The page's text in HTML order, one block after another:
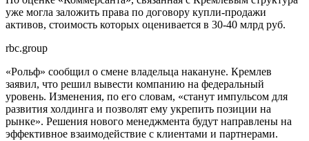
уже могла заложить права по договору купли-продажи
активов, стоимость которых оценивается в 30-40 млрд руб.
rbc.group
«Рольф» сообщил о смене владельца накануне. Кремлев
заявил, что решил вывести компанию на федеральный
уровень. Изменения, по его словам, «станут импульсом для
развития холдинга и позволят ему укрепить позиции на
рынке». Решения нового менеджмента будут направлены на
эффективное взаимодействие с клиентами и партнерами.